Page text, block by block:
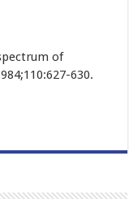
of
630.